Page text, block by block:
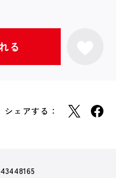
シェアする：